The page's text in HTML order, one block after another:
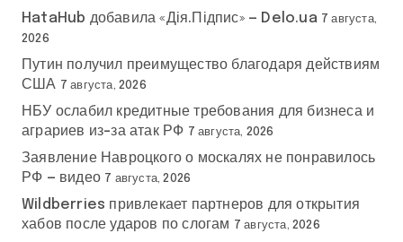
HataHub добавила «Дія.Підпис» — Delo.ua 7 августа,
2026
Путин получил преимущество благодаря действиям
США 7 августа, 2026
НБУ ослабил кредитные требования для бизнеса и
аграриев из-за атак РФ 7 августа, 2026
Заявление Навроцкого о москалях не понравилось
РФ — видео 7 августа, 2026
Wildberries привлекает партнеров для открытия
хабов после ударов по слогам 7 августа, 2026